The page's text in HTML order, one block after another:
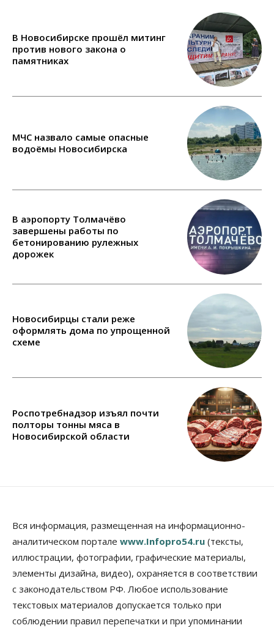
В Новосибирске прошёл митинг
против нового закона о
памятниках
МЧС назвало самые опасные
водоёмы Новосибирска
В аэропорту Толмачёво
завершены работы по
бетонированию рулежных
дорожек
Новосибирцы стали реже
оформлять дома по упрощенной
схеме
Роспотребнадзор изъял почти
полторы тонны мяса в
Новосибирской области
Вся информация, размещенная на информационно-
аналитическом портале www.Infopro54.ru (тексты,
иллюстрации, фотографии, графические материалы,
элементы дизайна, видео), охраняется в соответствии
с законодательством РФ. Любое использование
текстовых материалов допускается только при
соблюдении правил перепечатки и при упоминании